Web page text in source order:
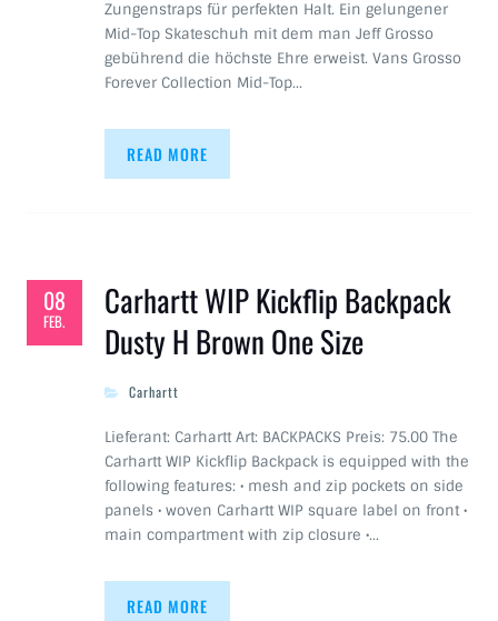
Zungenstraps für perfekten Halt. Ein gelungener
Mid-Top Skateschuh mit dem man Jeff Grosso
gebührend die höchste Ehre erweist. Vans Grosso
Forever Collection Mid-Top…
READ MORE
08
FEB.
Carhartt WIP Kickflip Backpack
Dusty H Brown One Size
Carhartt
Lieferant: Carhartt Art: BACKPACKS Preis: 75.00 The
Carhartt WIP Kickflip Backpack is equipped with the
following features: • mesh and zip pockets on side
panels • woven Carhartt WIP square label on front •
main compartment with zip closure •…
READ MORE